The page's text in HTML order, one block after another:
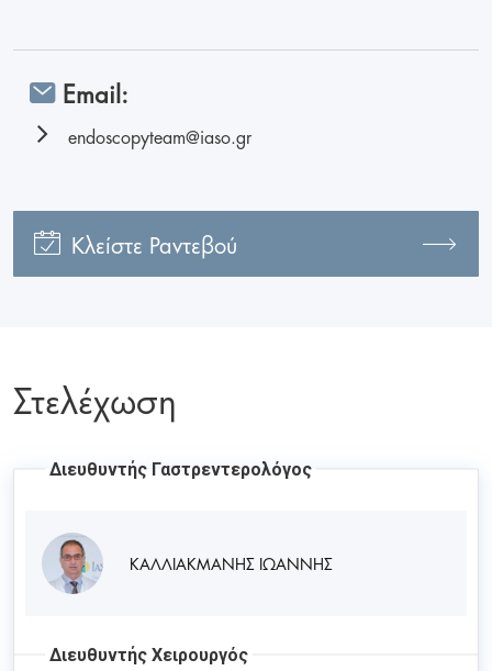
Email:
endoscopyteam@iaso.gr
Κλείστε Ραντεβού
Στελέχωση
Διευθυντής Γαστρεντερολόγος
ΚΑΛΛΙΑΚΜΑΝΗΣ ΙΩΑΝΝΗΣ
Διευθυντής Χειρουργός